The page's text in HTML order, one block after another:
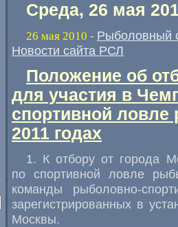
Среда, 26 мая
26 мая 2010 - Рыболовный
Новости сайта РСЛ
Положение об
для участия в
спортивной
2011 годах
1. К отбору от города
по спортивной ловле
команды рыболовно-
зарегистрированных в
Москвы.